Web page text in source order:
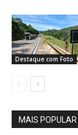
Destaque com Foto
MAIS POPULAR